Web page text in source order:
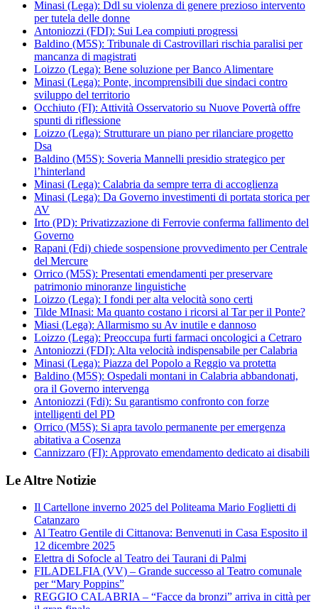
Minasi (Lega): Ddl su violenza di genere prezioso intervento
per tutela delle donne
Antoniozzi (FDI): Sui Lea compiuti progressi
Baldino (M5S): Tribunale di Castrovillari rischia paralisi per
mancanza di magistrati
Loizzo (Lega): Bene soluzione per Banco Alimentare
Minasi (Lega): Ponte, incomprensibili due sindaci contro
sviluppo del territorio
Occhiuto (FI): Attività Osservatorio su Nuove Povertà offre
spunti di riflessione
Loizzo (Lega): Strutturare un piano per rilanciare progetto
Dsa
Baldino (M5S): Soveria Mannelli presidio strategico per
l’hinterland
Minasi (Lega): Calabria da sempre terra di accoglienza
Minasi (Lega): Da Governo investimenti di portata storica per
AV
Irto (PD): Privatizzazione di Ferrovie conferma fallimento del
Governo
Rapani (Fdi) chiede sospensione provvedimento per Centrale
del Mercure
Orrico (M5S): Presentati emendamenti per preservare
patrimonio minoranze linguistiche
Loizzo (Lega): I fondi per alta velocità sono certi
Tilde MInasi: Ma quanto costano i ricorsi al Tar per il Ponte?
Miasi (Lega): Allarmismo su Av inutile e dannoso
Loizzo (Lega): Preoccupa furti farmaci oncologici a Cetraro
Antoniozzi (FDI): Alta velocità indispensabile per Calabria
Minasi (Lega): Piazza del Popolo a Reggio va protetta
Baldino (M5S): Ospedali montani in Calabria abbandonati,
ora il Governo intervenga
Antoniozzi (Fdi): Su garantismo confronto con forze
intelligenti del PD
Orrico (M5S): Si apra tavolo permanente per emergenza
abitativa a Cosenza
Cannizzaro (FI): Approvato emendamento dedicato ai disabili
Le Altre Notizie
Il Cartellone inverno 2025 del Politeama Mario Foglietti di
Catanzaro
Al Teatro Gentile di Cittanova: Benvenuti in Casa Esposito il
12 dicembre 2025
Elettra di Sofocle al Teatro dei Taurani di Palmi
FILADELFIA (VV) – Grande successo al Teatro comunale
per “Mary Poppins”
REGGIO CALABRIA – “Facce da bronzi” arriva in città per